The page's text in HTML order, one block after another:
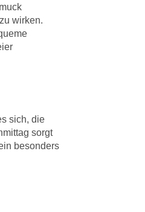
wirken.
sich, die
sorgt
besonders